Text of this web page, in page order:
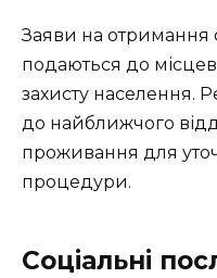
Заяви на отримання
подаються до
захисту населення.
до найближчого
проживання для
процедури.
Соціальні